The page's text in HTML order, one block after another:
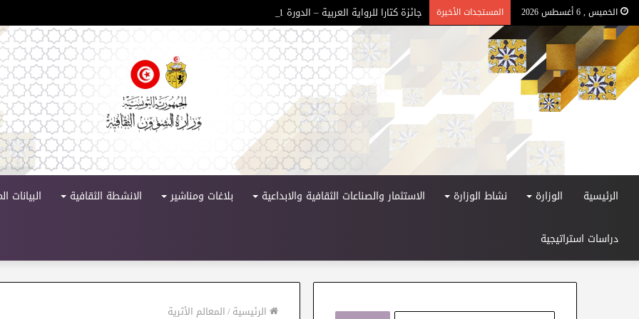
الخميس , 6 أغسطس 2026 المستجدات الأخيرة جائزة كتارا للرواية العربية – الدورة 11
الرئيسية الوزارة نشاط الوزارة الاستثمار والصناعات الثقافية والابداعية بلاغات ومناشير الانشطة الثقافية البيانات
دراسات استراتيجية
الرئيسية/المعالم الأثرية